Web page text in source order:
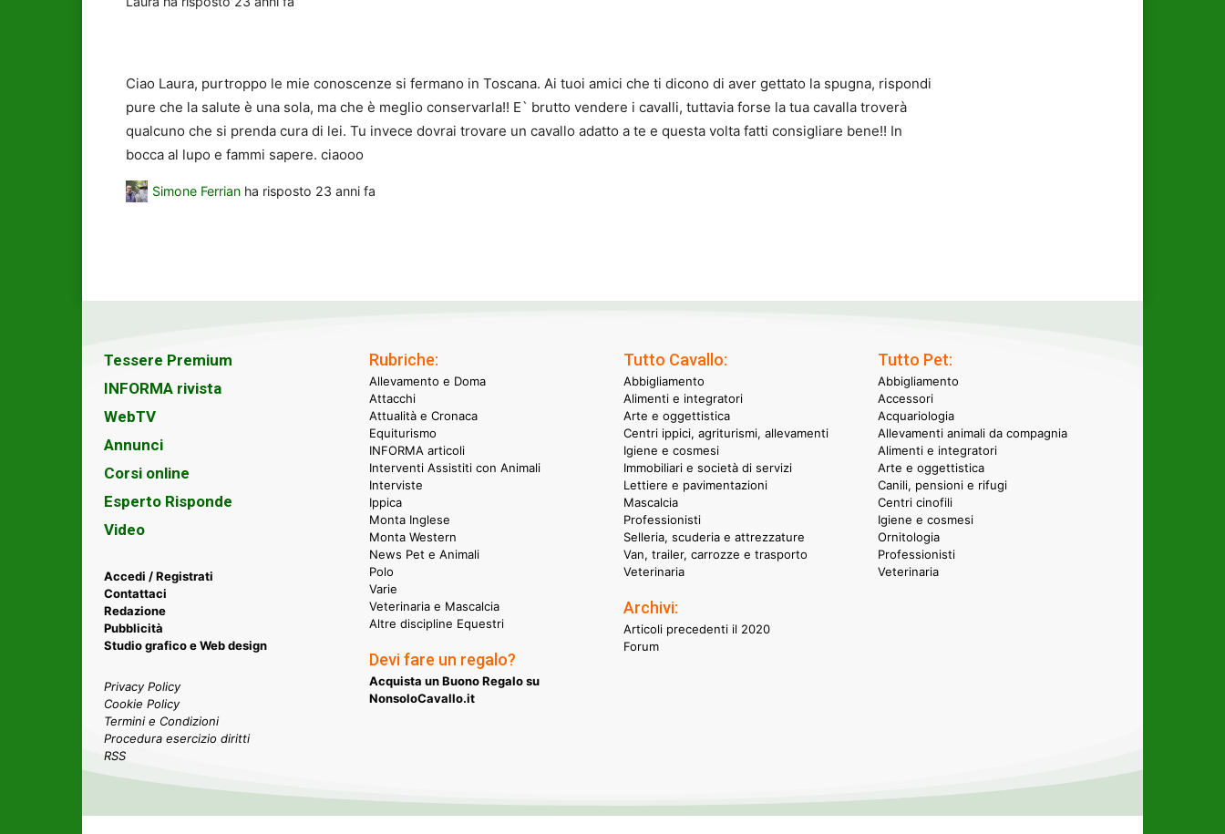
Ciao Laura, purtroppo le mie conoscenze si fermano in Toscana. Ai tuoi amici che ti dicono di aver gettato la spugna, rispondi
pure che la salute è una sola, ma che è meglio conservarla!! E` brutto vendere i cavalli, tuttavia forse la tua cavalla troverà
qualcuno che si prenda cura di lei. Tu invece dovrai trovare un cavallo adatto a te e questa volta fatti consigliare bene!! In
bocca al lupo e fammi sapere. ciaooo
Simone Ferrian ha risposto 23 anni fa
Tessere Premium
INFORMA rivista
WebTV
Annunci
Corsi online
Esperto Risponde
Video
Accedi / Registrati
Contattaci
Redazione
Pubblicità
Studio grafico e Web design
Privacy Policy
Cookie Policy
Termini e Condizioni
Procedura esercizio diritti
RSS
Rubriche:
Allevamento e Doma
Attacchi
Attualità e Cronaca
Equiturismo
INFORMA articoli
Interventi Assistiti con Animali
Interviste
Ippica
Monta Inglese
Monta Western
News Pet e Animali
Polo
Varie
Veterinaria e Mascalcia
Altre discipline Equestri
Devi fare un regalo?
Acquista un Buono Regalo su
NonsoloCavallo.it
Tutto Cavallo:
Abbigliamento
Alimenti e integratori
Arte e oggettistica
Centri ippici, agriturismi, allevamenti
Igiene e cosmesi
Immobiliari e società di servizi
Lettiere e pavimentazioni
Mascalcia
Professionisti
Selleria, scuderia e attrezzature
Van, trailer, carrozze e trasporto
Veterinaria
Archivi:
Articoli precedenti il 2020
Forum
Tutto Pet:
Abbigliamento
Accessori
Acquariologia
Allevamenti animali da compagnia
Alimenti e integratori
Arte e oggettistica
Canili, pensioni e rifugi
Centri cinofili
Igiene e cosmesi
Ornitologia
Professionisti
Veterinaria